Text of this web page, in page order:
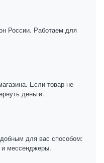
России. Работаем для
Если товар не
деньги.
для вас способом:
мессенджеры.